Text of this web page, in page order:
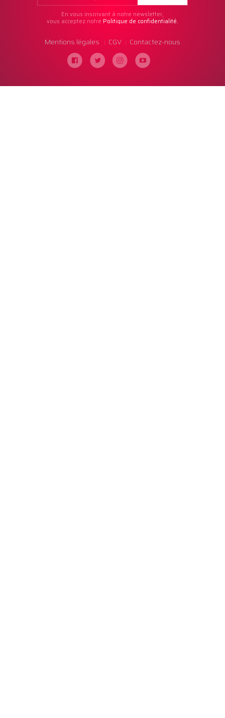
En vous inscrivant à notre newsletter,
vous acceptez notre Politique de confidentialité.
Mentions légales | CGV | Contactez-nous